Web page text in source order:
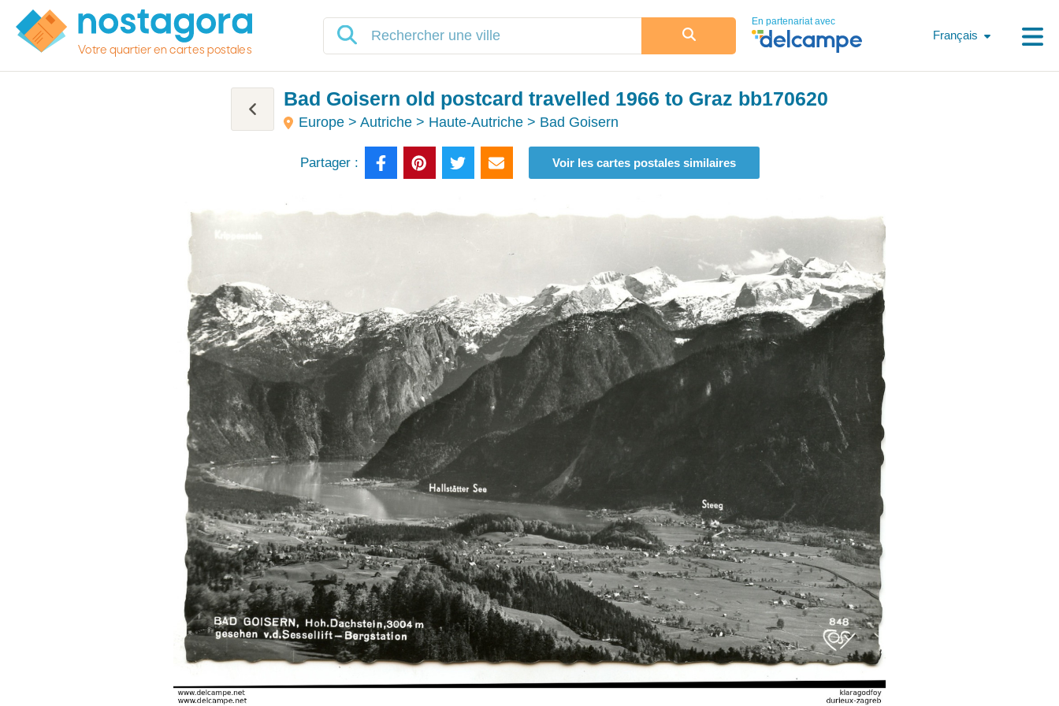
Votre quartier en cartes postales
En partenariat avec
Français
Bad Goisern old postcard travelled 1966 to Graz bb170620
Europe > Autriche > Haute-Autriche > Bad Goisern
Partager : Voir les cartes postales similaires